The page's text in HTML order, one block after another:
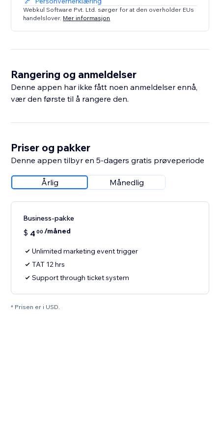
Webkul Software Pvt. Ltd. sørger for at den overholder EUs
handelslover. Mer informasjon
Rangering og anmeldelser
Denne appen har ikke fått noen anmeldelser ennå,
vær den første til å rangere den.
Priser og pakker
Denne appen tilbyr en 5-dagers gratis prøveperiode
Årlig Månedlig
Business-pakke
$ 4 00 /måned
Unlimited marketing event trigger
TAT 12 hrs
Support through ticket system
* Prisen er i USD.